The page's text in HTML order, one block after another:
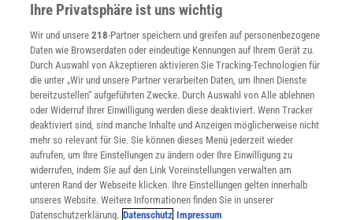
Ressource Wasser
Wasser ist nicht bloß zum Trinken da - auch Landwirtschaft,
Industrie und Bergbau sind darauf angewiesen. In vielen Regionen
ist der Verbrauch höher als die Reserven.
Ihre Privatsphäre ist uns wichtig
Wir und unsere218-Partner speichern und greifen auf personenbezogene
Daten wie Browserdaten oder eindeutige Kennungen auf Ihrem Gerät zu.
Durch Auswahl von Akzeptieren aktivieren Sie Tracking-Technologien für
die unter „Wir und unsere Partner verarbeiten Daten, um Ihnen Dienste
bereitzustellen“ aufgeführten Zwecke. Durch Auswahl von Alle ablehnen
oder Widerruf Ihrer Einwilligung werden diese deaktiviert. Wenn Tracker
deaktiviert sind, sind manche Inhalte und Anzeigen möglicherweise nicht
mehr so relevant für Sie. Sie können dieses Menü jederzeit wieder
aufrufen, um Ihre Einstellungen zu ändern oder Ihre Einwilligung zu
widerrufen, indem Sie auf den Link Voreinstellungen verwalten am
unteren Rand der Webseite klicken. Ihre Einstellungen gelten innerhalb
unseres Website. Weitere Informationen finden Sie in unserer
Datenschutzerklärung. Datenschutz Impressum